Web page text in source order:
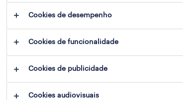
workmonitor
talent trends
o impacto da inteligência artificial
estudo contact centers
Cookies de desempenho
Cookies de funcionalidade
Cookies de publicidade
Cookies audiovisuais